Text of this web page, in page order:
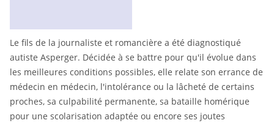
Le fils de la journaliste et romancière a été diagnostiqué
autiste Asperger. Décidée à se battre pour qu'il évolue dans
les meilleures conditions possibles, elle relate son errance de
médecin en médecin, l'intolérance ou la lâcheté de certains
proches, sa culpabilité permanente, sa bataille homérique
pour une scolarisation adaptée ou encore ses joutes